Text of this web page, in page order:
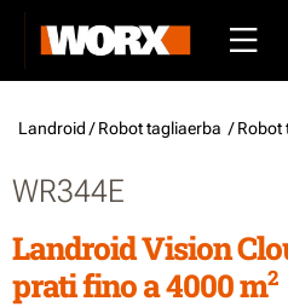
Landroid /Robot tagliaerba
WR344E
Landroid Vision
prati fino a 4000 m2